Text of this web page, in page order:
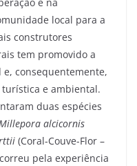
e na
local para a
construtores
tem promovido a
consequentemente,
e ambiental.
duas espécies
alcicornis
(Coral-Couve-Flor –
pela experiência